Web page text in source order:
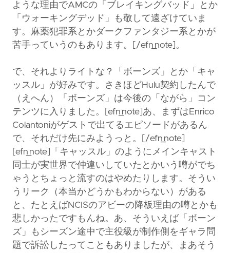
ような理由でAMCの「ブレイキングバッド」とか
「ウォーキングデッド」も敬して遠ざけていま
す。麻薬犯罪系とかダークファンタジー系とかが
苦手っていうのもあります。[/efn_note]。
で、それよりライトな？「ボーンズ」とか「キャ
ッスル」が好みです。さきほどHulu契約したんで
（えへん）「ボーンズ」は今後の「ながら」コン
テンツに入りました。[efn_note]あ、まずはEnrico
Colantoniがゲストで出てるエピソードがあるん
で、それだけ先にみようっと。[/efn_note]
[efn_note]「キャッスル」のようにメインキャスト
同士が実世界で仲違いしていたとかいう噂がでち
ゃうとちょっと流すのはやめたりします。そうい
うリーク（本当かどうかもわからない）がある
と、たとえばNCISのアビーの降板理由の噂とかも
悲しかったですもんね。あ、そういえば「ボーン
ズ」もシーズン途中で主役級が制作側をギャラ問
題で訴訟したってこともありましたが、まあそう